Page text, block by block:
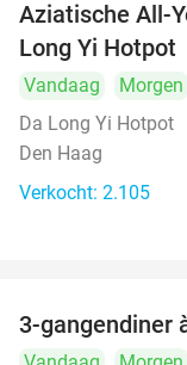
Aziatische All-
Long Yi Hotpot
Vandaag Morgen
Da Long Yi Hotpot
Den Haag
Verkocht: 2.105
3-gangendiner